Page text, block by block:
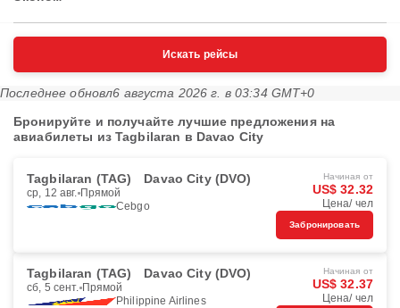
Искать рейсы
Последнее обновл6 августа 2026 г. в 03:34 GMT+0
Бронируйте и получайте лучшие предложения на
авиабилеты из Tagbilaran в Davao City
Tagbilaran (TAG) Davao City (DVO)
ср, 12 авг. Прямой
Cebgo
Начиная от
US$ 32.32
Цена/ чел
Забронировать
Tagbilaran (TAG) Davao City (DVO)
сб, 5 сент. Прямой
Philippine Airlines
Начиная от
US$ 32.37
Цена/ чел